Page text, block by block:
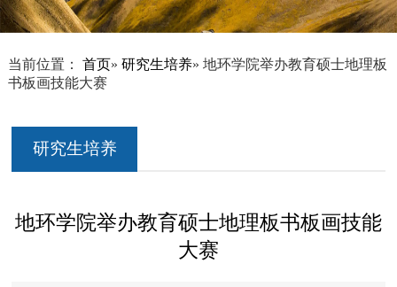
当前位置： 首页» 研究生培养» 地环学院举办教育硕士地理板
书板画技能大赛
研究生培养
地环学院举办教育硕士地理板书板画技能
大赛